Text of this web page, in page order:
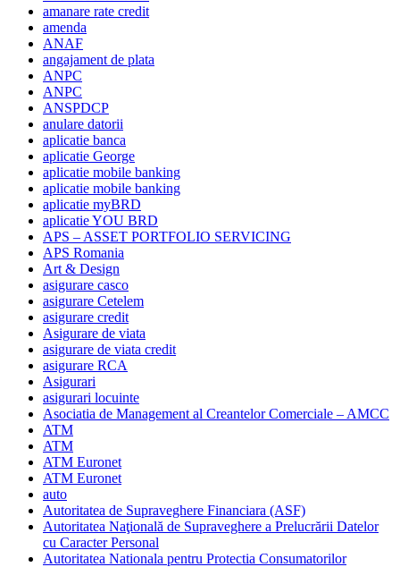
amanare rate credit
amenda
ANAF
angajament de plata
ANPC
ANPC
ANSPDCP
anulare datorii
aplicatie banca
aplicatie George
aplicatie mobile banking
aplicatie mobile banking
aplicatie myBRD
aplicatie YOU BRD
APS – ASSET PORTFOLIO SERVICING
APS Romania
Art & Design
asigurare casco
asigurare Cetelem
asigurare credit
Asigurare de viata
asigurare de viata credit
asigurare RCA
Asigurari
asigurari locuinte
Asociatia de Management al Creantelor Comerciale – AMCC
ATM
ATM
ATM Euronet
ATM Euronet
auto
Autoritatea de Supraveghere Financiara (ASF)
Autoritatea Naţională de Supraveghere a Prelucrării Datelor
cu Caracter Personal
Autoritatea Nationala pentru Protectia Consumatorilor